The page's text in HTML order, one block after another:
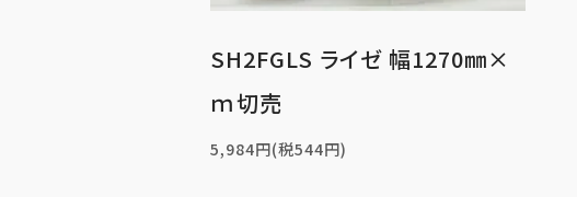
SH2FGLS ライゼ 幅1270㎜×
ｍ切売
5,984円(税544円)